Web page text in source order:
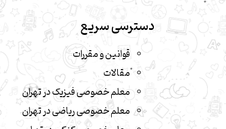
دسترسی سریع
قوانین و مقررات
مقالات
معلم خصوصی فیزیک در تهران
معلم خصوصی ریاضی در تهران